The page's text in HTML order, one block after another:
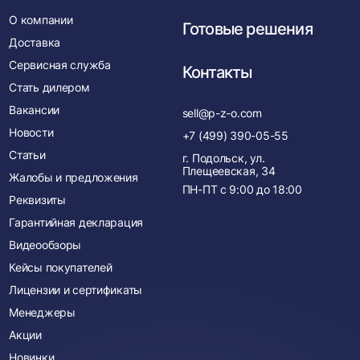
О компании
Доставка
Сервисная служба
Стать дилером
Вакансии
Новости
Статьи
Жалобы и предложения
Реквизиты
Гарантийная декларация
Видеообзоры
Кейсы покупателей
Лицензии и сертификаты
Менеджеры
Акции
Новинки
Готовые решения
Контакты
sell@p-z-o.com
+7 (499) 390-05-55
г. Подольск, ул.
Плещеевская, 34
ПН-ПТ с 9:00 до 18:00